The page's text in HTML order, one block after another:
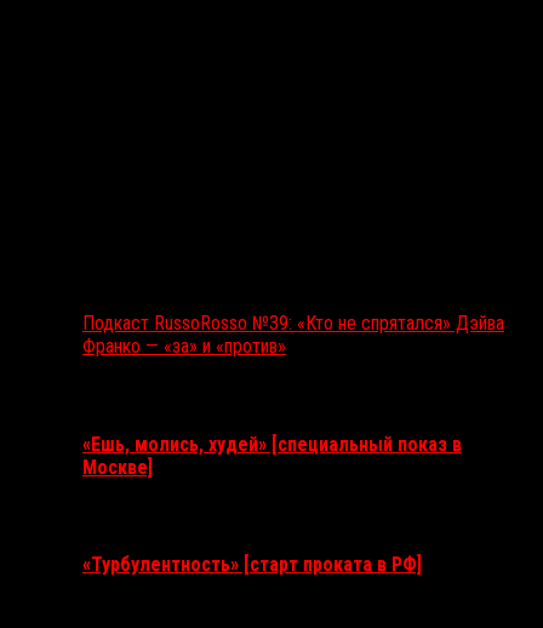
Подкаст RussoRosso №39: «Кто не спрятался» Дэйва
Франко — «за» и «против»
«Ешь, молись, худей» [специальный показ в
Москве]
«Турбулентность» [старт проката в РФ]